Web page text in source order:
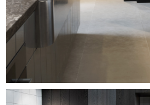
Image